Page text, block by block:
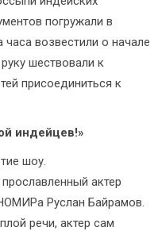
погружали в
возвестили о начале
шествовали к
присоединиться к
индейцев!»
шоу.
актер
Руслан Байрамов.
речи, актер сам